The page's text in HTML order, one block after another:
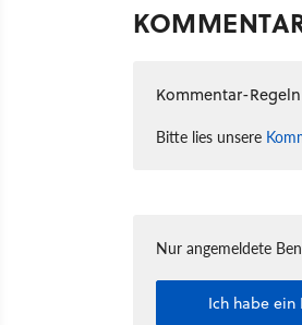
Kommentar-
Bitte lies unsere
Nur angemeldete
Ich habe ein